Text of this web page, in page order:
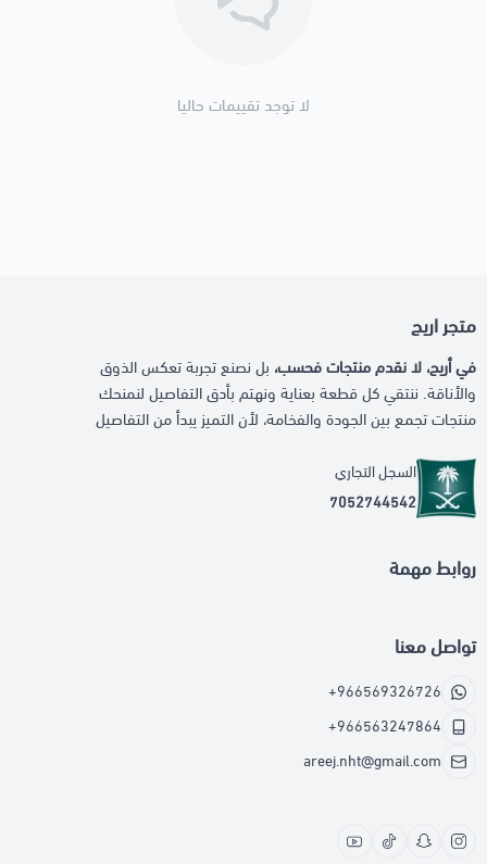
لا توجد تقييمات حاليا
متجر اريج
في أريج، لا نقدم منتجات فحسب، بل نصنع تجربة تعكس الذوق
والأناقة. ننتقي كل قطعة بعناية ونهتم بأدق التفاصيل لنمنحك
منتجات تجمع بين الجودة والفخامة، لأن التميز يبدأ من التفاصيل
السجل التجاري
7052744542
روابط مهمة
تواصل معنا
+966569326726
+966563247864
areej.nht@gmail.com